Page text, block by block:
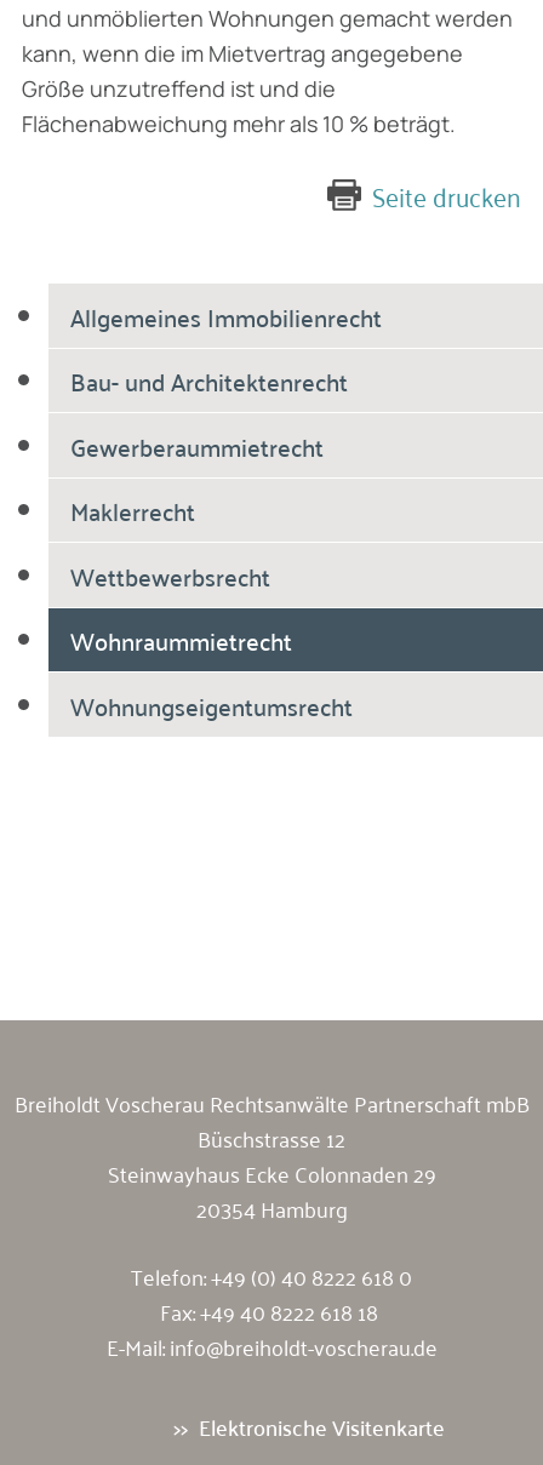
Allgemeines Immobilienrecht
Bau- und Architektenrecht
Gewerberaummietrecht
Maklerrecht
Wettbewerbsrecht
Wohnraummietrecht
Wohnungseigentumsrecht
und unmöblierten Wohnungen gemacht werden
kann, wenn die im Mietvertrag angegebene
Größe unzutreffend ist und die
Flächenabweichung mehr als 10 % beträgt.
Seite drucken
Breiholdt Voscherau Rechtsanwälte Partnerschaft mbB
Büschstrasse 12
Steinwayhaus Ecke Colonnaden 29
20354 Hamburg
Telefon:+49 (0) 40 8222 618 0
Fax: +49 40 8222 618 18
E-Mail:info@breiholdt-voscherau.de
Elektronische Visitenkarte